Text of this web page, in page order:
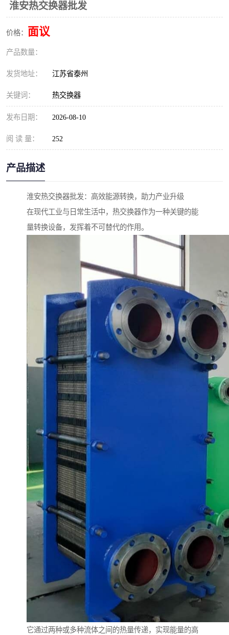
淮安热交换器批发
价格： 面议
产品数量：
发货地址： 江苏省泰州
关键词： 热交换器
发布日期： 2026-08-10
阅 读 量： 252
产品描述
淮安热交换器批发：高效能源转换，助力产业升级
在现代工业与日常生活中，热交换器作为一种关键的能
量转换设备，发挥着不可替代的作用。
它通过两种或多种流体之间的热量传递，实现能量的高